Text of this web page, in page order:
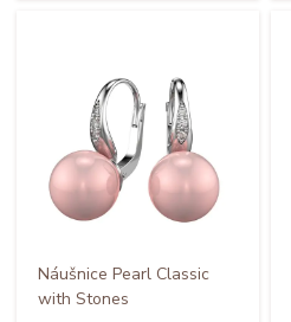
Náušnice Pearl Classic
with Stones